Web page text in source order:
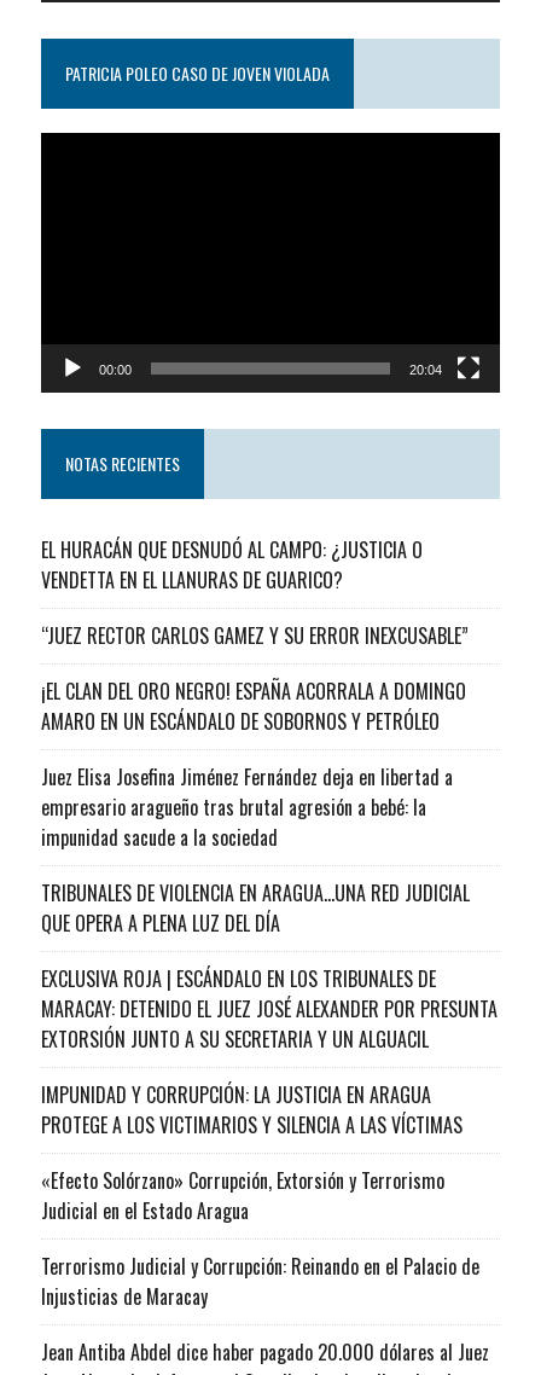
PATRICIA POLEO CASO DE JOVEN VIOLADA
00:00 20:04
NOTAS RECIENTES
EL HURACÁN QUE DESNUDÓ AL CAMPO: ¿JUSTICIA O
VENDETTA EN EL LLANURAS DE GUARICO?
“JUEZ RECTOR CARLOS GAMEZ Y SU ERROR INEXCUSABLE”
¡EL CLAN DEL ORO NEGRO! ESPAÑA ACORRALA A DOMINGO
AMARO EN UN ESCÁNDALO DE SOBORNOS Y PETRÓLEO
Juez Elisa Josefina Jiménez Fernández deja en libertad a
empresario aragueño tras brutal agresión a bebé: la
impunidad sacude a la sociedad
TRIBUNALES DE VIOLENCIA EN ARAGUA…UNA RED JUDICIAL
QUE OPERA A PLENA LUZ DEL DÍA
EXCLUSIVA ROJA | ESCÁNDALO EN LOS TRIBUNALES DE
MARACAY: DETENIDO EL JUEZ JOSÉ ALEXANDER POR PRESUNTA
EXTORSIÓN JUNTO A SU SECRETARIA Y UN ALGUACIL
IMPUNIDAD Y CORRUPCIÓN: LA JUSTICIA EN ARAGUA
PROTEGE A LOS VICTIMARIOS Y SILENCIA A LAS VÍCTIMAS
«Efecto Solórzano» Corrupción, Extorsión y Terrorismo
Judicial en el Estado Aragua
Terrorismo Judicial y Corrupción: Reinando en el Palacio de
Injusticias de Maracay
Jean Antiba Abdel dice haber pagado 20.000 dólares al Juez